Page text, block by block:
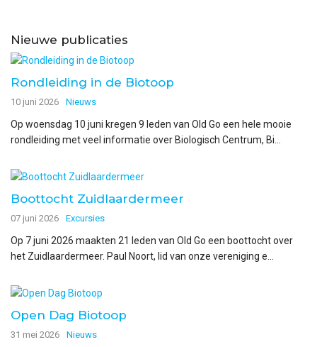
Nieuwe publicaties
Rondleiding in de Biotoop
10 juni 2026 Nieuws
Op woensdag 10 juni kregen 9 leden van Old Go een hele mooie
rondleiding met veel informatie over Biologisch Centrum, Bi...
Boottocht Zuidlaardermeer
07 juni 2026 Excursies
Op 7 juni 2026 maakten 21 leden van Old Go een boottocht over
het Zuidlaardermeer. Paul Noort, lid van onze vereniging e...
Open Dag Biotoop
31 mei 2026 Nieuws